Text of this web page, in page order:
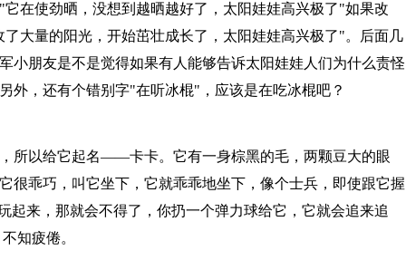
在使劲晒，没想到越晒越好了，太阳娃娃高兴极了"如果改
大量的阳光，开始茁壮成长了，太阳娃娃高兴极了"。后面几
小朋友是不是觉得如果有人能够告诉太阳娃娃人们为什么责怪
外，还有个错别字"在听冰棍"，应该是在吃冰棍吧？
所以给它起名——卡卡。它有一身棕黑的毛，两颗豆大的眼
很乖巧，叫它坐下，它就乖乖地坐下，像个士兵，即使跟它握
起来，那就会不得了，你扔一个弹力球给它，它就会追来追
知疲倦。